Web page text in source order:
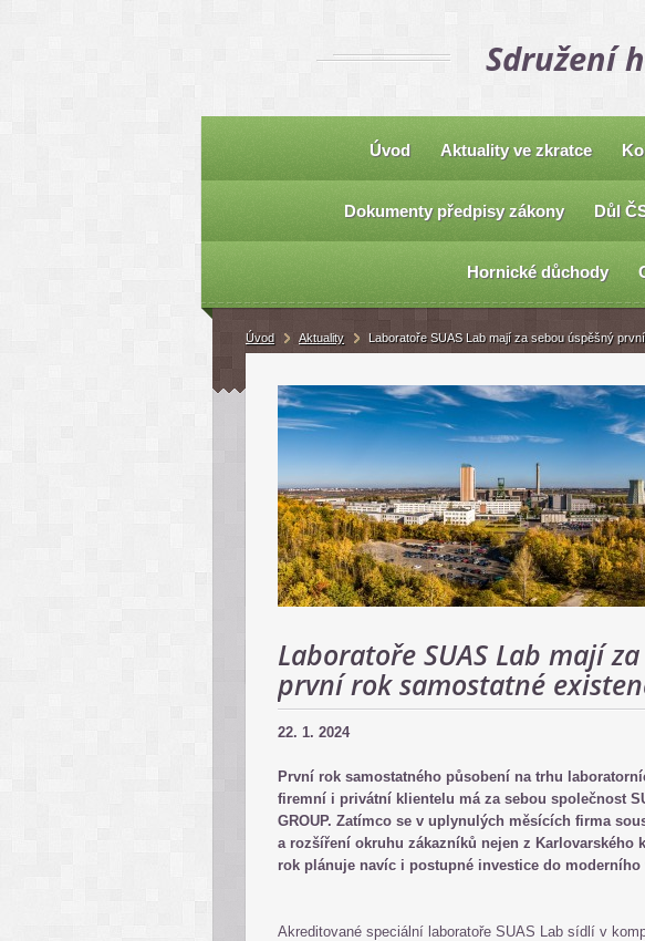
Sdružení
Úvod Aktuality ve zkratce
Dokumenty předpisy zákony Důl
Hornické důchody
Laboratoře SUAS Lab mají
první rok samostatné
22. 1. 2024
První rok samostatného působení na trhu
firemní i privátní klientelu má za sebou společnost
GROUP. Zatímco se v uplynulých měsících firma
a rozšíření okruhu zákazníků nejen z Karlovarského
rok plánuje navíc i postupné investice do moderního
Akreditované speciální laboratoře SUAS Lab sídlí v
Úvod Aktuality Laboratoře SUAS Lab mají za sebou úspěšný